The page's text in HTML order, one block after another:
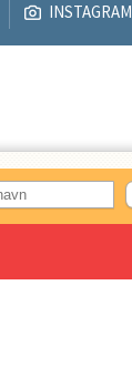
INSTAGRAM